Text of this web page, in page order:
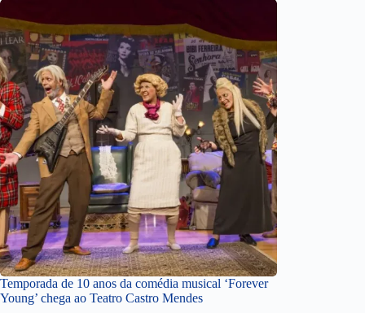
Temporada de 10 anos da comédia musical ‘Forever
Young’ chega ao Teatro Castro Mendes